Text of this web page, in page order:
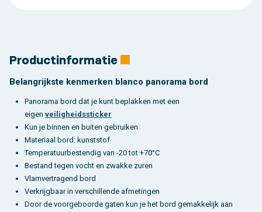
Productinformatie
Belangrijkste kenmerken blanco panorama bord
Panorama bord dat je kunt beplakken met een
eigen veiligheidssticker
Kun je binnen en buiten gebruiken
Materiaal bord: kunststof
Temperatuurbestendig van -20 tot +70°C
Bestand tegen vocht en zwakke zuren
Vlamvertragend bord
Verkrijgbaar in verschillende afmetingen
Door de voorgeboorde gaten kun je het bord gemakkelijk aan